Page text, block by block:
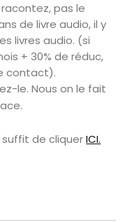
pas le
de livre audio, il y
livres audio. (si
+ 30% de réduc,
contact).
le. Nous on le fait
suffit de cliquerICI.